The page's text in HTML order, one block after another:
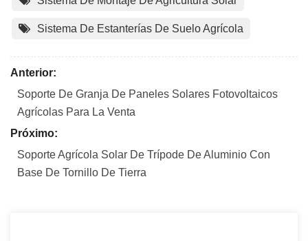
Sistema De Estanterías De Suelo Agrícola
Anterior:
Soporte De Granja De Paneles Solares Fotovoltaicos
Agrícolas Para La Venta
Próximo:
Soporte Agrícola Solar De Trípode De Aluminio Con
Base De Tornillo De Tierra